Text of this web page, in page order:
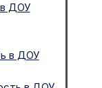
ДОУ
в ДОУ